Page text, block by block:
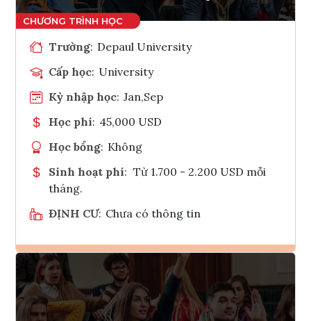
Trường: Depaul University
Cấp học: University
Kỳ nhập học: Jan,Sep
Học phí: 45,000 USD
Học bổng: Không
Sinh hoạt phí: Từ 1.700 - 2.200 USD mỗi
tháng.
ĐỊNH CƯ: Chưa có thông tin
Ghi danh
Tham vấn Interlink